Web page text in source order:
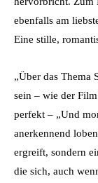
ebenfalls am
Eine stille,
„Über das Thema
sein – wie der
perfekt – „Und
anerkennend
ergreift, sondern
die sich, auch